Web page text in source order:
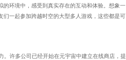
环境中，感受到真实存在的互动和体验。想象一
们一起参加跨越时空的大型多人游戏，这些都是可
。许多公司已经开始在元宇宙中建立在线商店，提